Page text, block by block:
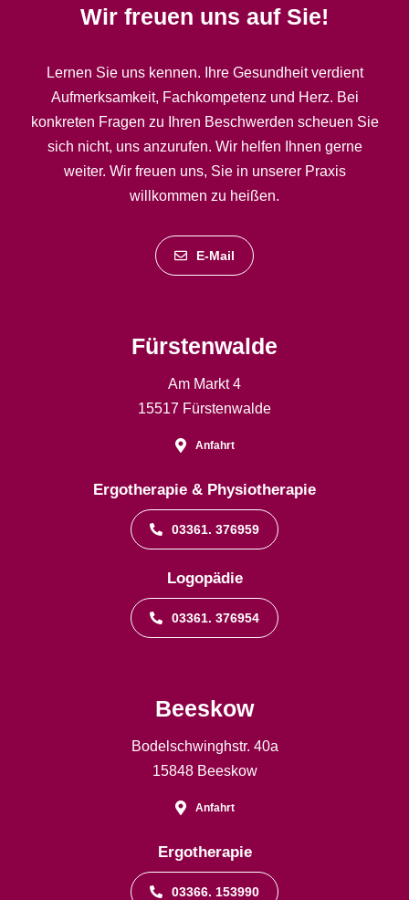
Wir freuen uns auf Sie!
Lernen Sie uns kennen. Ihre Gesundheit verdient
Aufmerksamkeit, Fachkompetenz und Herz. Bei
konkreten Fragen zu Ihren Beschwerden scheuen Sie
sich nicht, uns anzurufen. Wir helfen Ihnen gerne
weiter. Wir freuen uns, Sie in unserer Praxis
willkommen zu heißen.
E-Mail
Fürstenwalde
Am Markt 4
15517 Fürstenwalde
Anfahrt
Ergotherapie & Physiotherapie
03361. 376959
Logopädie
03361. 376954
Beeskow
Bodelschwinghstr. 40a
15848 Beeskow
Anfahrt
Ergotherapie
03366. 153990